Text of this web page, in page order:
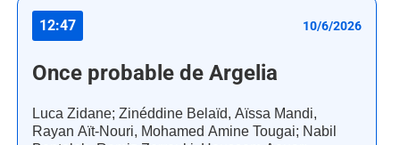
12:47 10/6/2026
Once probable de Argelia
Luca Zidane; Zinéddine Belaïd, Aïssa Mandi,
Rayan Aït-Nouri, Mohamed Amine Tougai; Nabil